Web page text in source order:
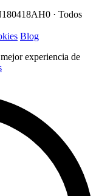
· Todos
Blog
experiencia de